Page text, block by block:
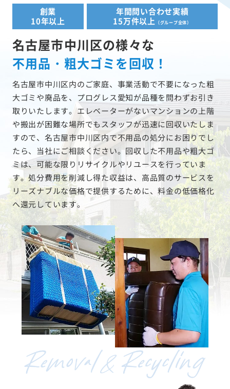
創業
10年以上
年間問い合わせ実績
15万件以上
（グループ全体）
名古屋市中川区の様々な
不用品・粗大ゴミを回収！
名古屋市中川区内のご家庭、事業活動で不要になった粗
大ゴミや廃品を、プログレス愛知が品種を問わずお引き
取りいたします。エレベーターがないマンションの上階
や搬出が困難な場所でもスタッフが迅速に回収いたしま
すので、名古屋市中川区内で不用品の処分にお困りでし
たら、当社にご相談ください。回収した不用品や粗大ゴ
ミは、可能な限りリサイクルやリユースを行っていま
す。処分費用を削減し得た収益は、高品質のサービスを
リーズナブルな価格で提供するために、料金の低価格化
へ還元しています。